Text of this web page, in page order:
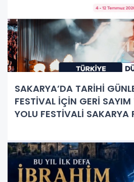
SAKARYA’DA TARİHİ
FESTİVAL İÇİN GERİ SAYIM
YOLU FESTİVALİ SAKARYA